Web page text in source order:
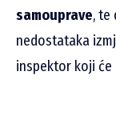
samouprave, te
nedostataka
inspektor koji